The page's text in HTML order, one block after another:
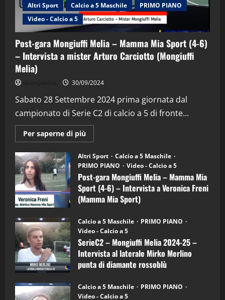
Altri Sport Calcio a 5 Maschile
PRIMO PIANO
Video - Calcio a 5
Post-gara Mongiuffi Melia – Mamma Mia Sport (4-6)
– Intervista a mister Arturo Carciotto (Mongiuffi
Melia)
30/09/2024
Sabato 28 Settembre 2024 prima giornata dal
campionato di Serie C2 di calcio a 5 di fronte...
Per saperne di più
informazioni
Post-
gara
Mongiuffi
Melia
–
Mamma
Mia
Sport
6)
–
Intervista
a
mister
Arturo
Carciotto
(Mongiuffi
Altri Sport
Calcio a 5 Maschile
PRIMO PIANO
Video - Calcio a 5
Post-gara Mongiuffi Melia – Mamma Mia
Sport (4-6) – Intervista a Veronica Freni
(Mamma Mia Sport)
Calcio a 5 Maschile
PRIMO PIANO
Video - Calcio a 5
SerieC2 – Mongiuffi Melia 2024-25 –
Intervista al laterale Mirko Merlino
punta di diamante rossoblù
Calcio a 5 Maschile
PRIMO PIANO
Video - Calcio a 5
2
“SportEmpire” in Podcast: 29^ Puntata
(Martedi 28 Aprile 2026)
28/04/2026
3
"SportEmpire" in Podcast
“SportEmpire” in Podcast: 28^ Puntata
(Martedi 21 Aprile 2026)
21/04/2026
4
“SportEmpire” in Podcast: 27^ Puntata
(Martedi 14 Aprile 2026)
15/04/2026
“SportEmpire” in Podcast: 26^ Puntata
(Martedi 07 Aprile 2026)